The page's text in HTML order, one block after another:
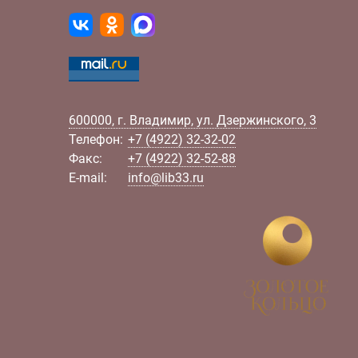
600000, г. Владимир, ул. Дзержинского, 3
Телефон: +7 (4922) 32-32-02
Факс:
+7 (4922) 32-52-88
E-mail:
info@lib33.ru